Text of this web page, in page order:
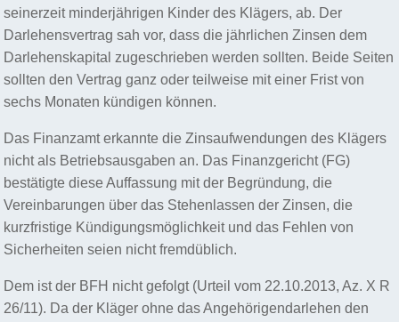
seinerzeit minderjährigen Kinder des Klägers, ab. Der
Darlehensvertrag sah vor, dass die jährlichen Zinsen dem
Darlehenskapital zugeschrieben werden sollten. Beide Seiten
sollten den Vertrag ganz oder teilweise mit einer Frist von
sechs Monaten kündigen können.
Das Finanzamt erkannte die Zinsaufwendungen des Klägers
nicht als Betriebsausgaben an. Das Finanzgericht (FG)
bestätigte diese Auffassung mit der Begründung, die
Vereinbarungen über das Stehenlassen der Zinsen, die
kurzfristige Kündigungsmöglichkeit und das Fehlen von
Sicherheiten seien nicht fremdüblich.
Dem ist der BFH nicht gefolgt (Urteil vom 22.10.2013, Az. X R
26/11). Da der Kläger ohne das Angehörigendarlehen den